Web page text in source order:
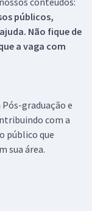
públicos,
Não fique de
a vaga com
Pós-graduação e
com a
público que
sua área.